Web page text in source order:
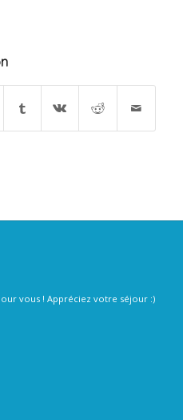
vous ! Appréciez votre séjour :)